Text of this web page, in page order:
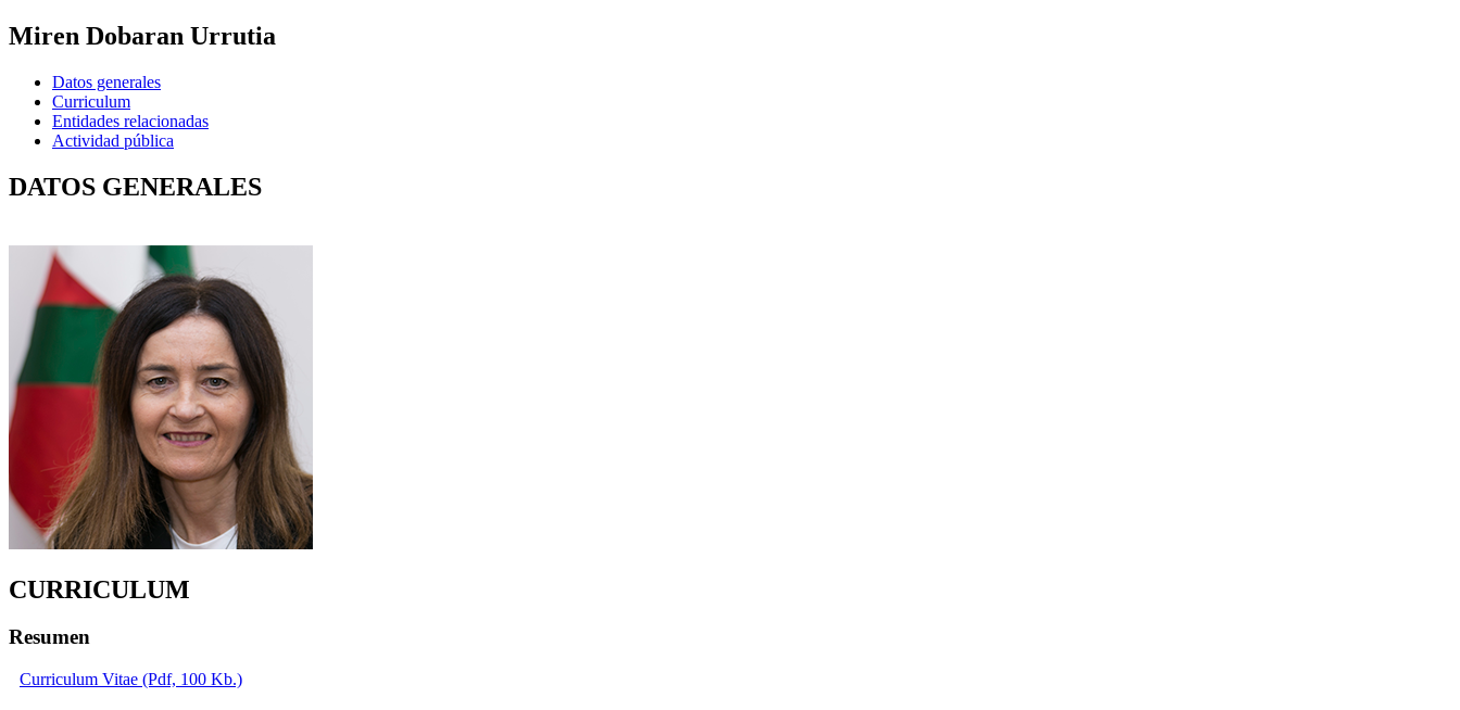
Miren Dobaran Urrutia
Datos generales
Curriculum
Entidades relacionadas
Actividad pública
DATOS GENERALES
CURRICULUM
Resumen
Curriculum Vitae (Pdf, 100 Kb.)